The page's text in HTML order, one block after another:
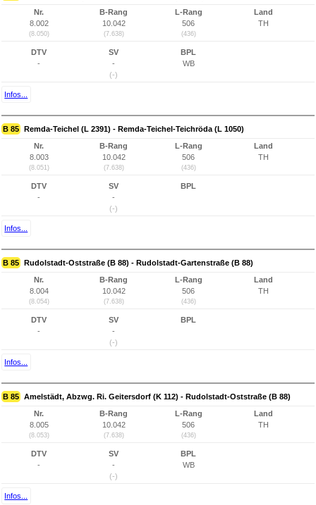
Nr.
8.002
(8.050)
B-Rang
10.042
(7.638)
L-Rang
506
(436)
Land
TH
DTV
-
SV
-
(-)
BPL
WB
Infos...
B 85 Remda-Teichel (L 2391) - Remda-Teichel-Teichröda (L 1050)
Nr.
8.003
(8.051)
B-Rang
10.042
(7.638)
L-Rang
506
(436)
Land
TH
DTV
-
SV
-
(-)
BPL
Infos...
B 85 Rudolstadt-Oststraße (B 88) - Rudolstadt-Gartenstraße (B 88)
Nr.
8.004
(8.054)
B-Rang
10.042
(7.638)
L-Rang
506
(436)
Land
TH
DTV
-
SV
-
(-)
BPL
Infos...
B 85 Amelstädt, Abzwg. Ri. Geitersdorf (K 112) - Rudolstadt-Oststraße (B 88)
Nr.
8.005
(8.053)
B-Rang
10.042
(7.638)
L-Rang
506
(436)
Land
TH
DTV
-
SV
-
(-)
BPL
WB
Infos...